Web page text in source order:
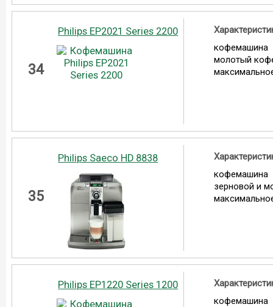
34
Philips EP2021 Series 2200
кофемашина
молотый
35
Philips Saeco HD 8838
кофемашина
зерновой и
Philips EP1220 Series 1200
кофемашина